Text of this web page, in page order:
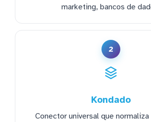
marketing, bancos de
2
Kondado
Conector universal que